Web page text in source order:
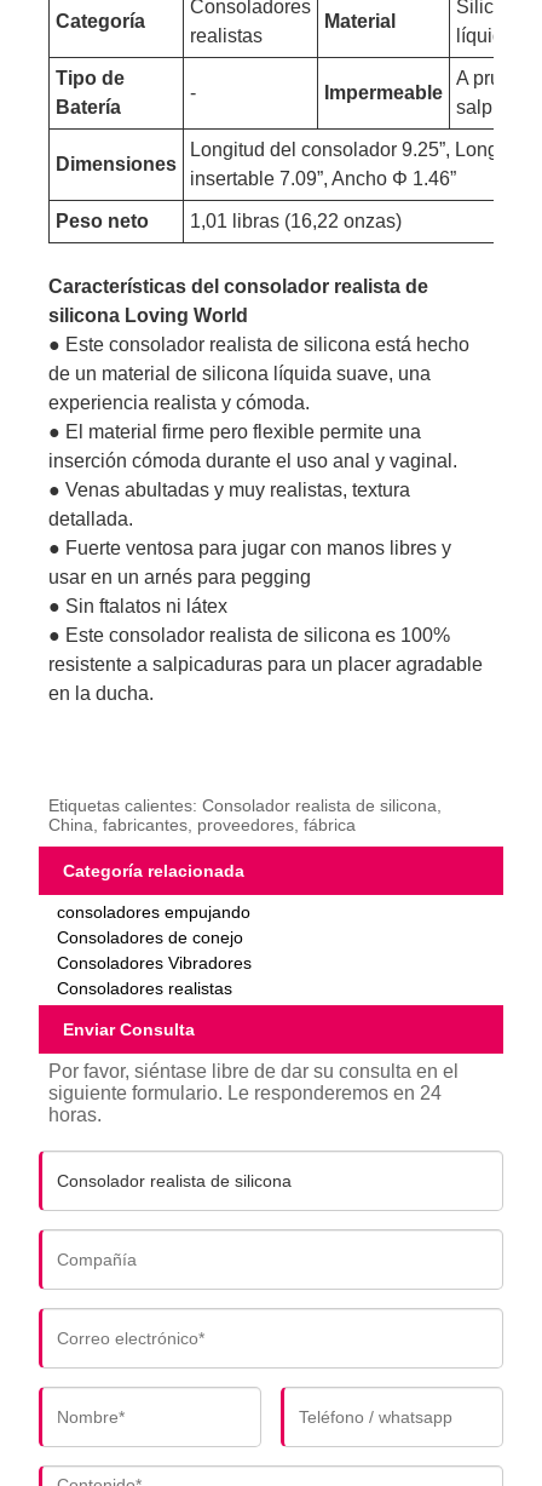
Categoría
Consoladores
realistas
Material
Silicona
líquida
Tipo de
Batería
- Impermeable
A prueba
Dimensiones
Longitud del consolador 9.25”, Longitud
insertable 7.09”, Ancho Φ 1.46”
Peso neto 1,01 libras (16,22 onzas)
Características del consolador realista de
silicona Loving World
● Este consolador realista de silicona está hecho
de un material de silicona líquida suave, una
experiencia realista y cómoda.
● El material firme pero flexible permite una
inserción cómoda durante el uso anal y vaginal.
● Venas abultadas y muy realistas, textura
detallada.
● Fuerte ventosa para jugar con manos libres y
usar en un arnés para pegging
● Sin ftalatos ni látex
● Este consolador realista de silicona es 100%
resistente a salpicaduras para un placer agradable
en la ducha.
Etiquetas calientes: Consolador realista de silicona,
China, fabricantes, proveedores, fábrica
Categoría relacionada
consoladores empujando
Consoladores de conejo
Consoladores Vibradores
Consoladores realistas
Enviar Consulta
Por favor, siéntase libre de dar su consulta en el
siguiente formulario. Le responderemos en 24
horas.